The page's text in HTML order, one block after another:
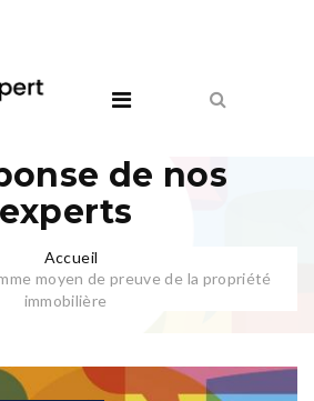
de nos
experts
Accueil
moyen de preuve de la propriété
immobilière